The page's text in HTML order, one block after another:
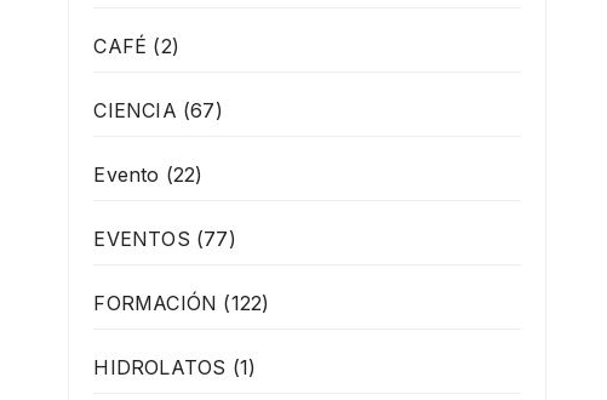
CAFÉ (2)
CIENCIA (67)
Evento (22)
EVENTOS (77)
FORMACIÓN (122)
HIDROLATOS (1)